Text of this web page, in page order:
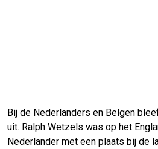
Bij de Nederlanders en Belgen
uit. Ralph Wetzels was op het
Nederlander met een plaats bij de